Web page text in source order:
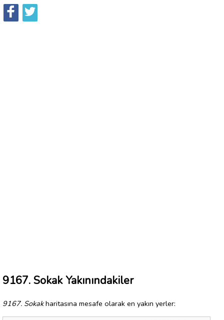
9167. Sokak Yakınındakiler
9167. Sokakharitasına mesafe olarak en yakın yerler: